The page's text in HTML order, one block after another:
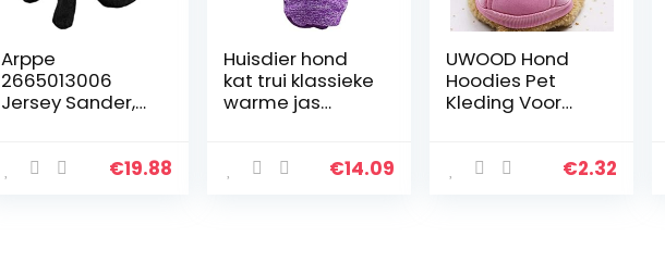
Arppe
2665013006
Jersey Sander,
€19.88
Huisdier hond
kat trui klassieke
warme jas
huisdier puppy
€14.09
UWOOD Hond
Hoodies Pet
Kleding Voor
Hond Kleding€2.32